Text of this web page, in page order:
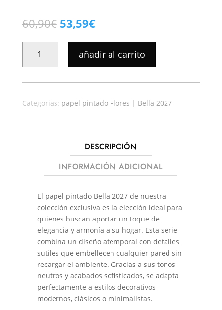
60,90€ El
original
60,90€.
53,59€El
actual
es:
53,59€.
PINTADO
BELLA
481419
añadir al carrito
Categorias: papel pintado Flores | Bella 2027
DESCRIPCIÓN
INFORMACIÓN ADICIONAL
El papel pintado Bella 2027 de nuestra
colección exclusiva es la elección ideal para
quienes buscan aportar un toque de
elegancia y armonía a su hogar. Esta serie
combina un diseño atemporal con detalles
sutiles que embellecen cualquier pared sin
recargar el ambiente. Gracias a sus tonos
neutros y acabados sofisticados, se adapta
perfectamente a estilos decorativos
modernos, clásicos o minimalistas.